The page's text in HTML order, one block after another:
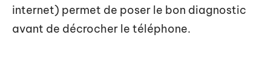
internet) permet de poser le bon diagnostic
avant de décrocher le téléphone.